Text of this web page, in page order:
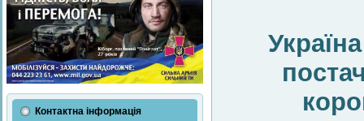
Контактна інформація